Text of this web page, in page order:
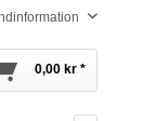
0,00 kr *